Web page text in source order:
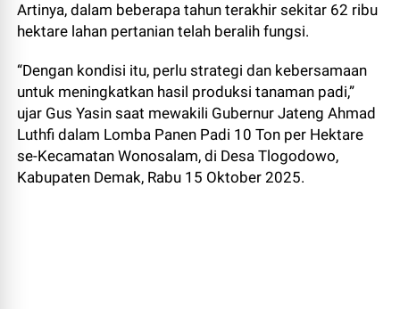
Artinya, dalam beberapa tahun terakhir sekitar 62 ribu
hektare lahan pertanian telah beralih fungsi.
“Dengan kondisi itu, perlu strategi dan kebersamaan
untuk meningkatkan hasil produksi tanaman padi,”
ujar Gus Yasin saat mewakili Gubernur Jateng Ahmad
Luthfi dalam Lomba Panen Padi 10 Ton per Hektare
se-Kecamatan Wonosalam, di Desa Tlogodowo,
Kabupaten Demak, Rabu 15 Oktober 2025.